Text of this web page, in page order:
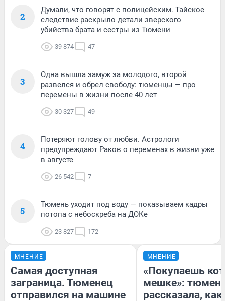
2
Думали, что говорят с полицейским. Тайское
следствие раскрыло детали зверского
убийства брата и сестры из Тюмени
39 874 47
3
Одна вышла замуж за молодого, второй
развелся и обрел свободу: тюменцы — про
перемены в жизни после 40 лет
30 327 49
4
Потеряют голову от любви. Астрологи
предупреждают Раков о переменах в жизни уже
в августе
26 542 7
5
Тюмень уходит под воду — показываем кадры
потопа с небоскреба на ДОКе
23 827 172
МНЕНИЕ
Самая доступная
заграница. Тюменец
отправился на машине
МНЕНИЕ
«Покупаешь
мешке»:
рассказала, как